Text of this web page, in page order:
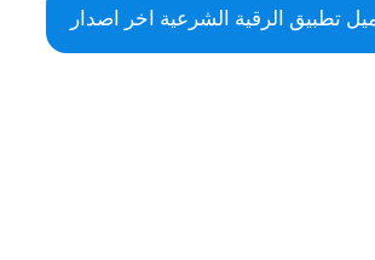
تطبيق الرقية الشرعية اخر اصدار